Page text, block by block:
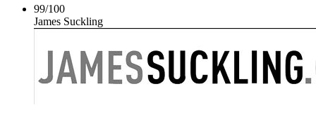
99/100
James Suckling